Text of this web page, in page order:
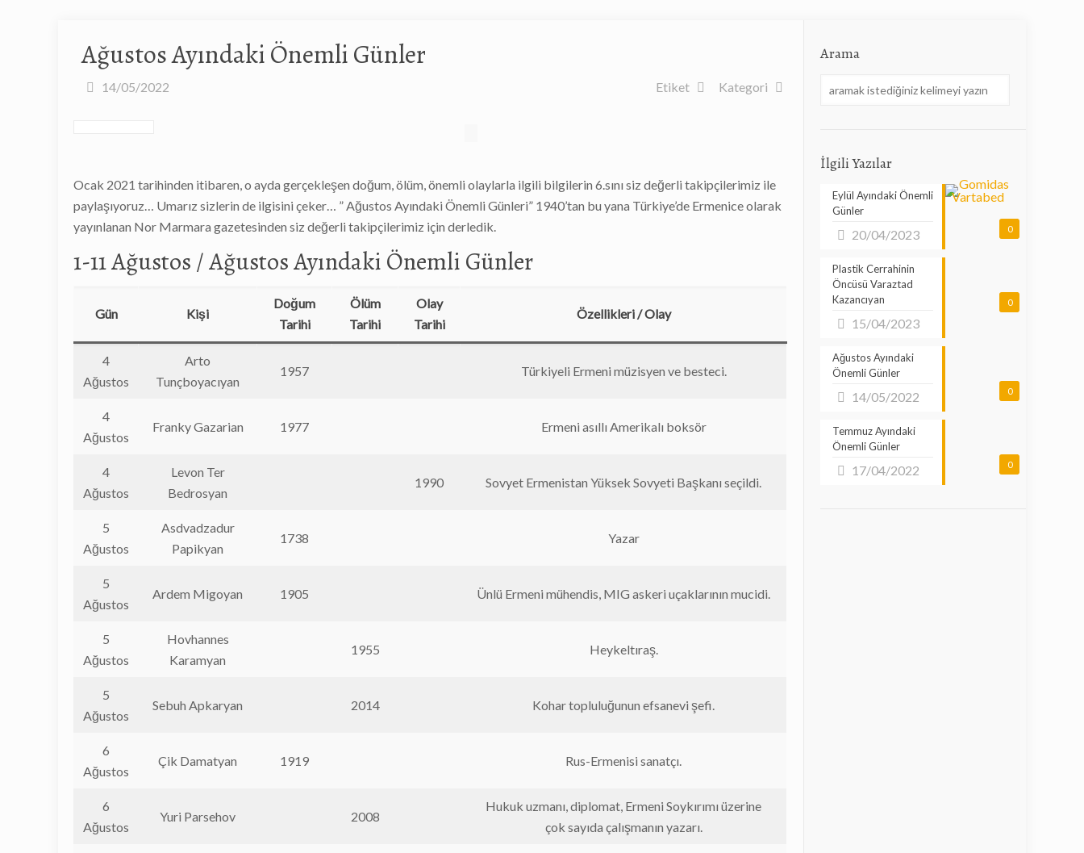
Ağustos Ayındaki Önemli Günler
14/05/2022 Kategori
Etiket
Ocak 2021 tarihinden itibaren, o ayda gerçekleşen doğum, ölüm, önemli olaylarla ilgili bilgilerin 6.sını siz değerli takipçilerimiz ile
paylaşıyoruz… Umarız sizlerin de ilgisini çeker… ” Ağustos Ayındaki Önemli Günleri” 1940’tan bu yana Türkiye’de Ermenice olarak
yayınlanan Nor Marmara gazetesinden siz değerli takipçilerimiz için derledik.
1-11 Ağustos / Ağustos Ayındaki Önemli Günler
Gün Kişi
Doğum
Tarihi
Ölüm
Tarihi
Olay
Tarihi
Özellikleri / Olay
4
Ağustos
Arto
Tunçboyacıyan
1957 Türkiyeli Ermeni müzisyen ve besteci.
4
Ağustos
Franky Gazarian 1977 Ermeni asıllı Amerikalı boksör
4
Ağustos
Levon Ter
Bedrosyan
1990 Sovyet Ermenistan Yüksek Sovyeti Başkanı seçildi.
5
Ağustos
Asdvadzadur
Papikyan
1738 Yazar
5
Ağustos
Ardem Migoyan 1905 Ünlü Ermeni mühendis, MIG askeri uçaklarının mucidi.
5
Ağustos
Hovhannes
Karamyan
1955 Heykeltıraş.
5
Ağustos
Sebuh Apkaryan 2014 Kohar topluluğunun efsanevi şefi.
6
Ağustos
Çik Damatyan 1919 Rus-Ermenisi sanatçı.
6
Ağustos
Yuri Parsehov 2008
Hukuk uzmanı, diplomat, Ermeni Soykırımı üzerine
çok sayıda çalışmanın yazarı.
Arama
İlgili Yazılar
0
Eylül Ayındaki Önemli
Günler
20/04/2023
0
Plastik Cerrahinin
Öncüsü Varaztad
Kazancıyan
15/04/2023
0
Ağustos Ayındaki
Önemli Günler
14/05/2022
0
Temmuz Ayındaki
Önemli Günler
17/04/2022